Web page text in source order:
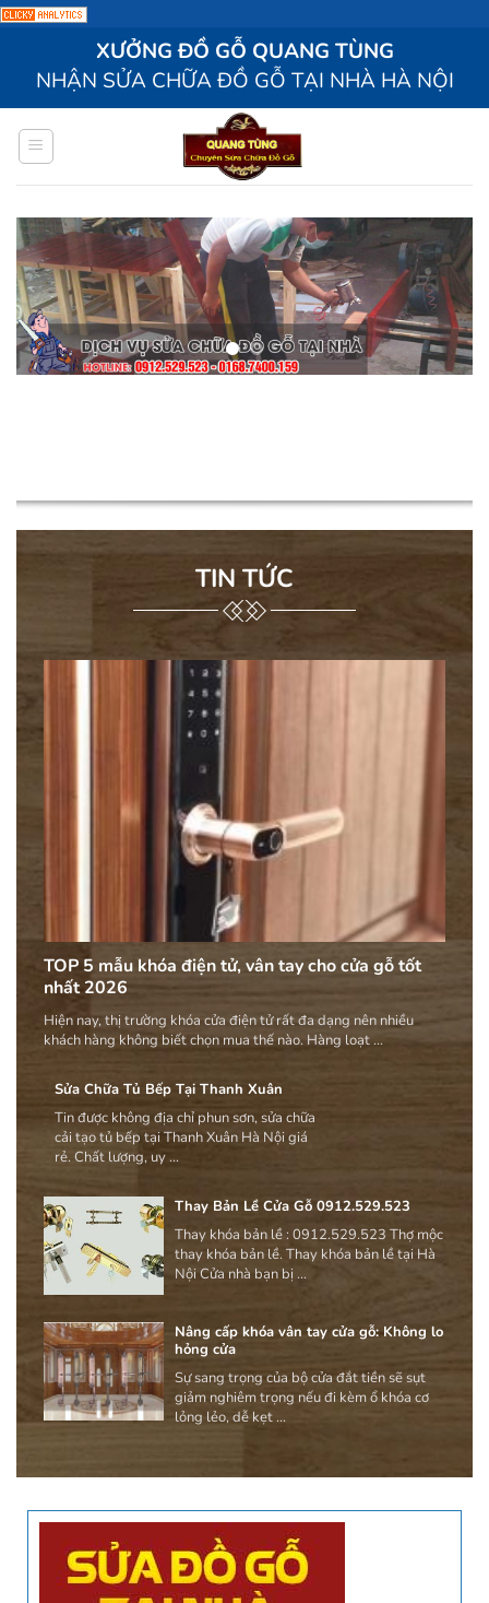
XƯỞNG ĐỒ GỖ QUANG TÙNG
NHẬN SỬA CHỮA ĐỒ GỖ TẠI NHÀ HÀ NỘI
TIN TỨC
TOP 5 mẫu khóa điện tử, vân tay cho cửa gỗ tốt
nhất 2026
Hiện nay, thị trường khóa cửa điện tử rất đa dạng nên nhiều
khách hàng không biết chọn mua thế nào. Hàng loạt ...
Sửa Chữa Tủ Bếp Tại Thanh Xuân
Tin được không địa chỉ phun sơn, sửa chữa
cải tạo tủ bếp tại Thanh Xuân Hà Nội giá
rẻ. Chất lượng, uy ...
Thay Bản Lề Cửa Gỗ 0912.529.523
Thay khóa bản lề : 0912.529.523 Thợ mộc
thay khóa bản lề. Thay khóa bản lề tại Hà
Nội Cửa nhà bạn bị ...
Nâng cấp khóa vân tay cửa gỗ: Không lo
hỏng cửa
Sự sang trọng của bộ cửa đắt tiền sẽ sụt
giảm nghiêm trọng nếu đi kèm ổ khóa cơ
lỏng lẻo, dễ kẹt ...